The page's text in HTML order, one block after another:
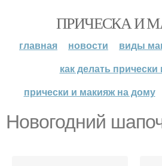
ПРИЧЕСКА И
главная новости
виды
как делать
прически и макияж на дому
Новогодний